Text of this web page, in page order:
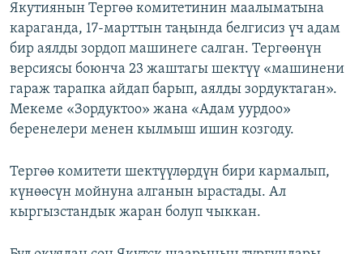
Якутиянын Тергөө комитетинин маалыматына
караганда, 17-марттын таңында белгисиз үч адам
бир аялды зордоп машинеге салган. Тергөөнүн
версиясы боюнча 23 жаштагы шектүү «машинени
гараж тарапка айдап барып, аялды зордуктаган».
Мекеме «Зордуктоо» жана «Адам уурдоо»
беренелери менен кылмыш ишин козгоду.
Тергөө комитети шектүүлөрдүн бири кармалып,
күнөөсүн мойнуна алганын ырастады. Ал
кыргызстандык жаран болуп чыккан.